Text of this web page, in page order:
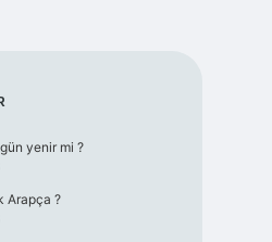
yenir mi ?
Arapça ?